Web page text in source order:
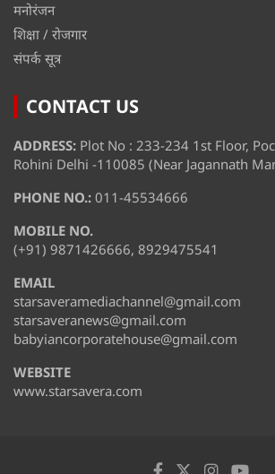
मनोरंजन
शिक्षा / रोजगार
संपर्क सूत्र
CONTACT US
ADDRESS: Plot No : 233-234 1st Floor,
Rohini Delhi -110085 (Near Jagannath
PHONE NO.: 011-45534666
MOBILE NO.
(+91) 9871426666, 8929475541
EMAIL
starsaveramediachannel@gmail.com
starsaveranews@gmail.com
babyiancorporatehouse@gmail.com
WEBSITE
www.starsavera.com